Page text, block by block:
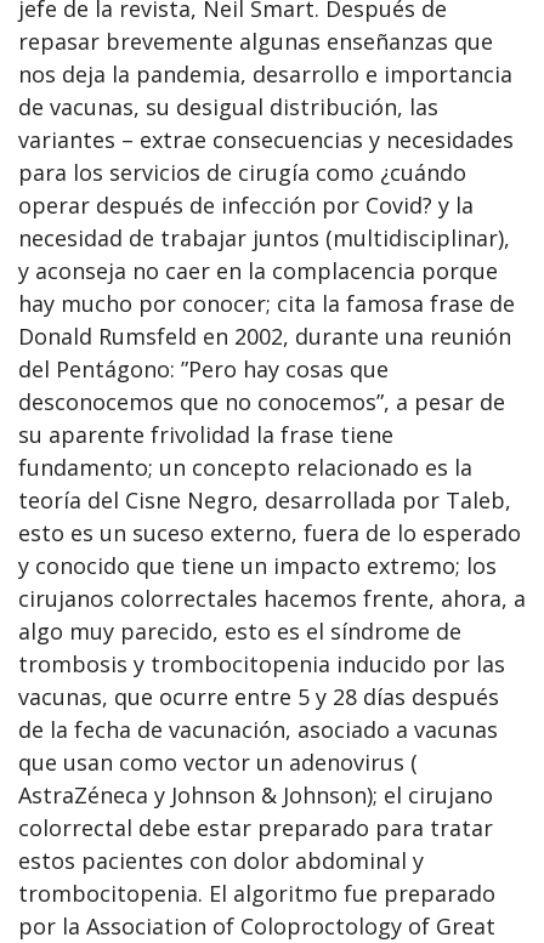
jefe de la revista, Neil Smart. Después de
repasar brevemente algunas enseñanzas que
nos deja la pandemia, desarrollo e importancia
de vacunas, su desigual distribución, las
variantes – extrae consecuencias y necesidades
para los servicios de cirugía como ¿cuándo
operar después de infección por Covid? y la
necesidad de trabajar juntos (multidisciplinar),
y aconseja no caer en la complacencia porque
hay mucho por conocer; cita la famosa frase de
Donald Rumsfeld en 2002, durante una reunión
del Pentágono: ”Pero hay cosas que
desconocemos que no conocemos”, a pesar de
su aparente frivolidad la frase tiene
fundamento; un concepto relacionado es la
teoría del Cisne Negro, desarrollada por Taleb,
esto es un suceso externo, fuera de lo esperado
y conocido que tiene un impacto extremo; los
cirujanos colorrectales hacemos frente, ahora, a
algo muy parecido, esto es el síndrome de
trombosis y trombocitopenia inducido por las
vacunas, que ocurre entre 5 y 28 días después
de la fecha de vacunación, asociado a vacunas
que usan como vector un adenovirus (
AstraZéneca y Johnson & Johnson); el cirujano
colorrectal debe estar preparado para tratar
estos pacientes con dolor abdominal y
trombocitopenia. El algoritmo fue preparado
por la Association of Coloproctology of Great